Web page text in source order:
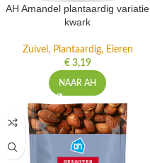
AH Amandel plantaardig variatie
kwark
Zuivel, Plantaardig, Eieren
€3,19
NAAR AH